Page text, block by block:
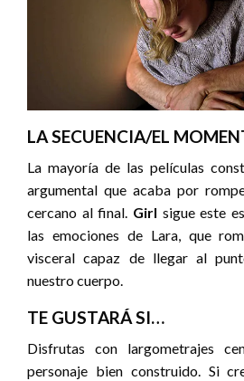
LA SECUENCIA/EL
La mayoría de las películas
argumental que acaba por
cercano al final. Girl sigue este
las emociones de Lara, que
visceral capaz de llegar al
nuestro cuerpo.
TE GUSTARÁ SI…
Disfrutas con largometrajes
personaje bien construido. Si